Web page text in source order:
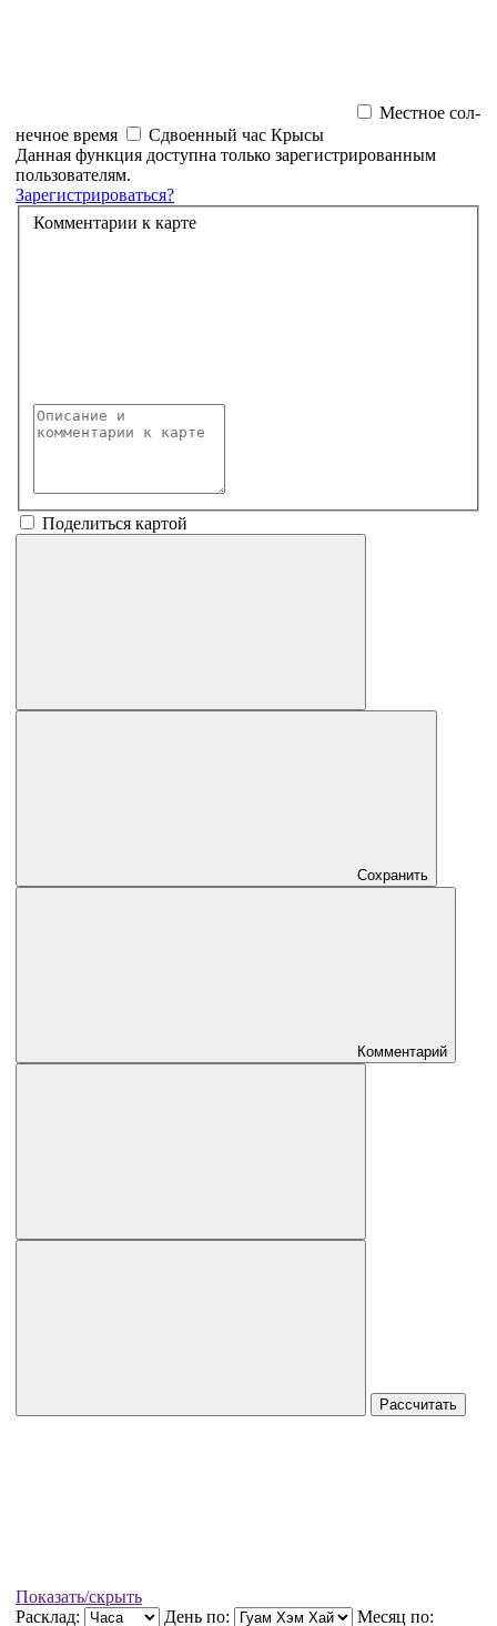
Местное сол­
неч­ное время
Сдвоенный час Крысы
Данная функция доступна только зарегистрированным
пользователям.
Зарегистрироваться?
Комментарии к карте
Поделиться картой
Сохранить
Комментарий
Рассчитать
Показать/скрыть
Расклад:
День по: Месяц по: